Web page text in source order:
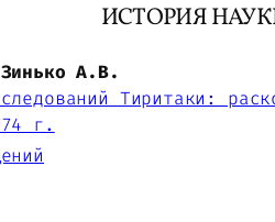
ИСТОРИЯ
А.В.
Тиритаки:
г.